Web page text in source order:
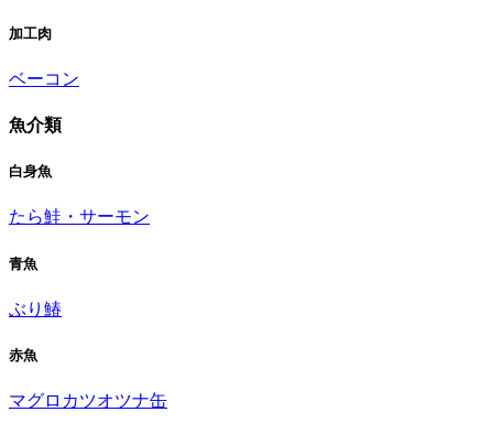
加工肉
ベーコン
魚介類
白身魚
たら鮭・サーモン
青魚
ぶり 鰆
赤魚
マグロ カツオツナ缶